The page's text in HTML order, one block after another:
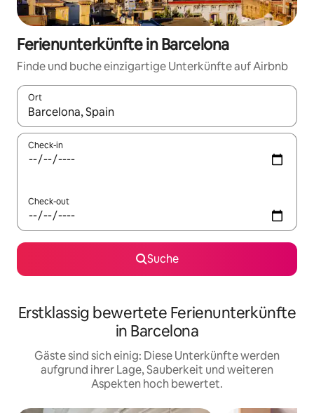
Ferienunterkünfte in Barcelona
Finde und buche einzigartige Unterkünfte auf Airbnb
Ort
Wenn Ergebnisse verfügbar sind, navigiere mit den
Check-in
Check-out
Suche
Erstklassig bewertete Ferienunterkünfte
in Barcelona
Gäste sind sich einig: Diese Unterkünfte werden
aufgrund ihrer Lage, Sauberkeit und weiteren
Aspekten hoch bewertet.